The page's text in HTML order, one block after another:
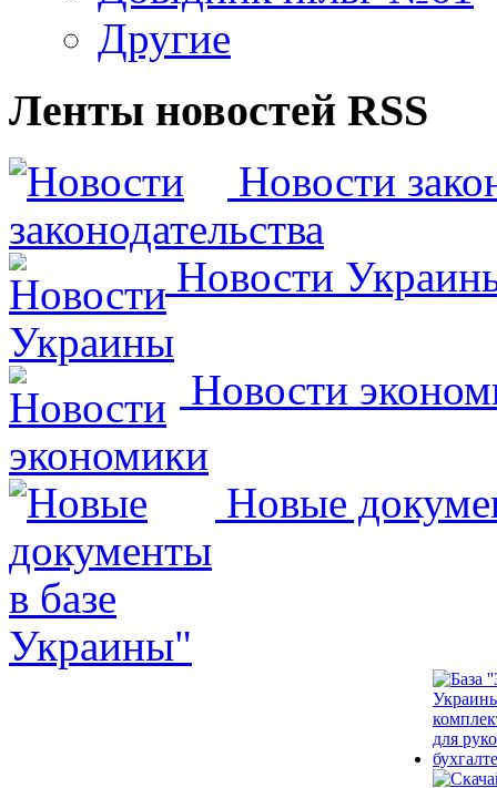
Другие
Ленты новостей RSS
Новости
Новости
Новости
Новые
Украины"